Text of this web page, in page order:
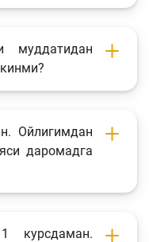
муддатидан
Ойлигимдан
даромадга
курсдаман.